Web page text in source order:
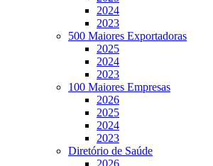
2024
2023
500 Maiores Exportadoras
2025
2024
2023
100 Maiores Empresas
2026
2025
2024
2023
Diretório de Saúde
2026